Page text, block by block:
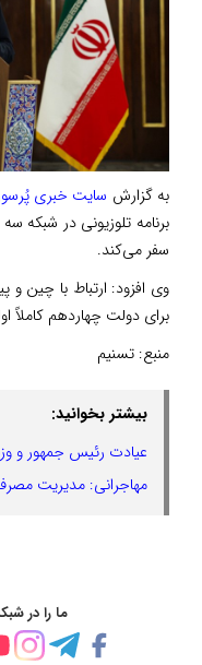
به گزارش سایت خبری
برنامه تلوزیونی در
سفر می‌کند.
برای دولت چهاردهم کاملاً
منبع: تسنیم
بیشتر بخوانید:
عیادت رئیس جمهور و
مهاجرانی: مدیریت
ما را در